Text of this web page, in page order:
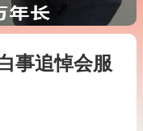
事追悼会服